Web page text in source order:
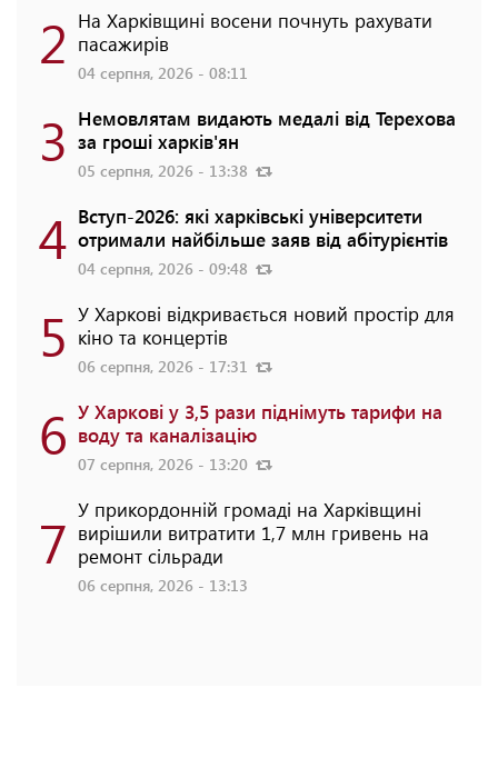
2 На Харківщині восени почнуть рахувати
пасажирів
04 серпня, 2026 - 08:11
3 Немовлятам видають медалі від Терехова
за гроші харків'ян
05 серпня, 2026 - 13:38
4 Вступ-2026: які харківські університети
отримали найбільше заяв від абітурієнтів
04 серпня, 2026 - 09:48
5 У Харкові відкривається новий простір для
кіно та концертів
06 серпня, 2026 - 17:31
6 У Харкові у 3,5 рази піднімуть тарифи на
воду та каналізацію
07 серпня, 2026 - 13:20
7 У прикордонній громаді на Харківщині
вирішили витратити 1,7 млн гривень на
ремонт сільради
06 серпня, 2026 - 13:13